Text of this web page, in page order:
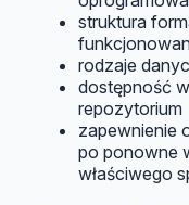
struktura
rodzaje
dostępność
repozytorium
zapewnienie
po ponowne
właściwego